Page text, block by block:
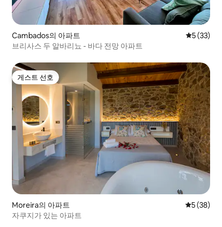
Cambados의 아파트 평점 5점
5 (33)
브리사스 두 알바리뇨 - 바다 전망 아파트
게스트 선호
게스트 선호
Moreira의 아파트 평점 5점(5
5 (38)
자쿠지가 있는 아파트